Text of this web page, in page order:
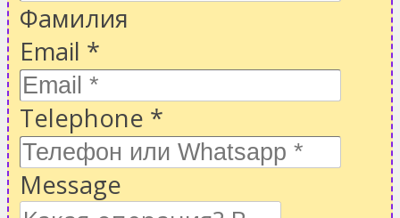
Фамилия
Email *
Telephone *
Message